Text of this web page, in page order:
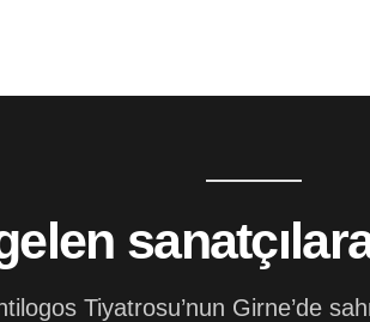
Tiyatrosu’nun Girne’de